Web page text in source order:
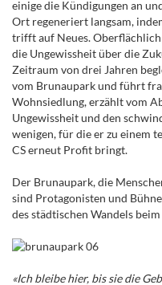
einige die Kündigungen an
Ort regeneriert langsam,
trifft auf Neues. Oberflächlich
die Ungewissheit über die
Zeitraum von drei Jahren
vom Brunaupark und führt
Wohnsiedlung, erzählt vom
Ungewissheit und den
wenigen, für die er zu einem
CS erneut Profit bringt.
Der Brunaupark, die
sind Protagonisten und
des städtischen Wandels
«Ich bleibe hier, bis sie die